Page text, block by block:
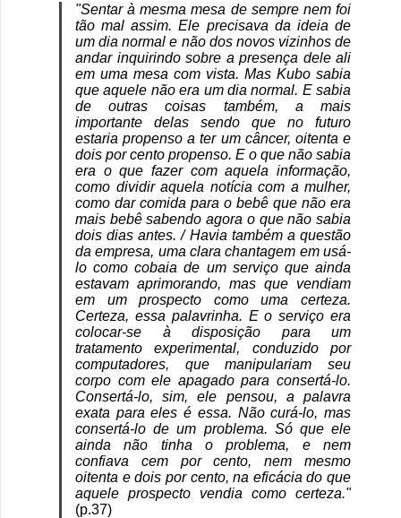
"Sentar à mesma mesa de sempre nem foi
tão mal assim. Ele precisava da ideia de
um dia normal e não dos novos vizinhos de
andar inquirindo sobre a presença dele ali
em uma mesa com vista. Mas Kubo sabia
que aquele não era um dia normal. E sabia
de outras coisas também, a mais
importante delas sendo que no futuro
estaria propenso a ter um câncer, oitenta e
dois por cento propenso. E o que não sabia
era o que fazer com aquela informação,
como dividir aquela notícia com a mulher,
como dar comida para o bebê que não era
mais bebê sabendo agora o que não sabia
dois dias antes. / Havia também a questão
da empresa, uma clara chantagem em usá-
lo como cobaia de um serviço que ainda
estavam aprimorando, mas que vendiam
em um prospecto como uma certeza.
Certeza, essa palavrinha. E o serviço era
colocar-se à disposição para um
tratamento experimental, conduzido por
computadores, que manipulariam seu
corpo com ele apagado para consertá-lo.
Consertá-lo, sim, ele pensou, a palavra
exata para eles é essa. Não curá-lo, mas
consertá-lo de um problema. Só que ele
ainda não tinha o problema, e nem
confiava cem por cento, nem mesmo
oitenta e dois por cento, na eficácia do que
aquele prospecto vendia como certeza."
(p.37)